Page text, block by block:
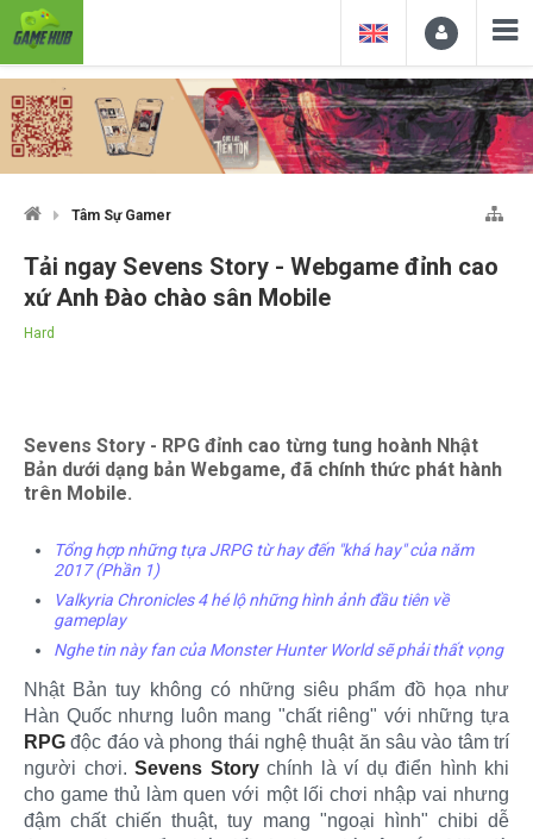
Tâm Sự Gamer
Tải ngay Sevens Story - Webgame đỉnh cao
xứ Anh Đào chào sân Mobile
Hard
Sevens Story - RPG đỉnh cao từng tung hoành Nhật
Bản dưới dạng bản Webgame, đã chính thức phát hành
trên Mobile.
Tổng hợp những tựa JRPG từ hay đến "khá hay" của năm
2017 (Phần 1)
Valkyria Chronicles 4 hé lộ những hình ảnh đầu tiên về
gameplay
Nghe tin này fan của Monster Hunter World sẽ phải thất vọng
Nhật Bản tuy không có những siêu phẩm đồ họa như
Hàn Quốc nhưng luôn mang "chất riêng" với những tựa
RPG độc đáo và phong thái nghệ thuật ăn sâu vào tâm trí
người chơi. Sevens Storychính là ví dụ điển hình khi
cho game thủ làm quen với một lối chơi nhập vai nhưng
đậm chất chiến thuật, tuy mang "ngoại hình" chibi dễ